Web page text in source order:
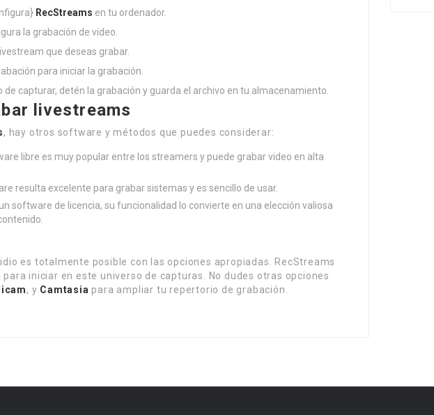
RecStreams en tu ordenador.
la grabación de video.
que deseas grabar.
para iniciar la grabación.
de capturar, detén la grabación y guarda el archivo en tu almacenamiento.
livestreams
, hay otros software y métodos que puedes considerar:
libre es muy popular entre los streamers y puede grabar video en alta
resulta excelente para grabar sistemas y es sencillo de usar.
software de licencia, su funcionalidad lo convierte en una elección valiosa
es totalmente posible con las opciones apropiadas. RecStreams
iniciar en este universo de capturas. No dudes otras opciones
, y Camtasia para ampliar tu repertorio de grabación.